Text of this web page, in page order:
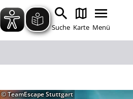
Suche Karte Menü
© TeamEscape Stuttgart